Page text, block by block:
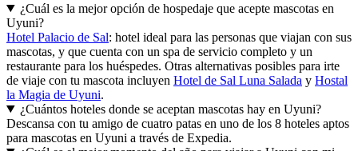
¿Cuál es la mejor opción de hospedaje que acepte mascotas en
Uyuni?
Hotel Palacio de Sal: hotel ideal para las personas que viajan con sus
mascotas, y que cuenta con un spa de servicio completo y un
restaurante para los huéspedes. Otras alternativas posibles para irte
de viaje con tu mascota incluyen Hotel de Sal Luna Salada y Hostal
la Magia de Uyuni.
¿Cuántos hoteles donde se aceptan mascotas hay en Uyuni?
Descansa con tu amigo de cuatro patas en uno de los 8 hoteles aptos
para mascotas en Uyuni a través de Expedia.